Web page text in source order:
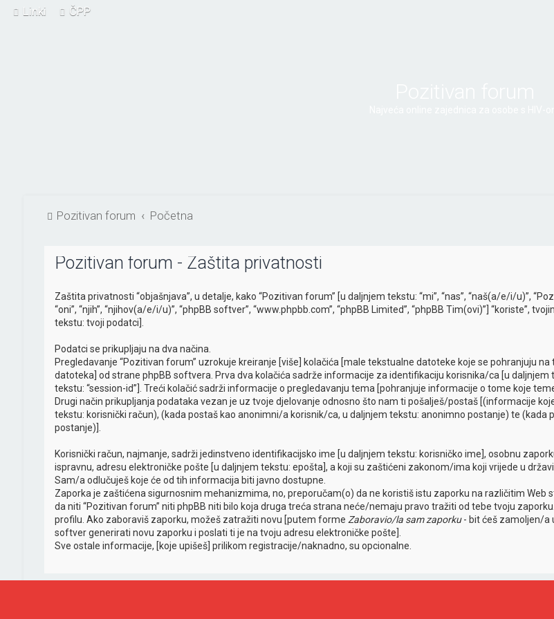
Linki ČPP
Pozitivan forum Početna
Pozitivan forum - Zaštita privatnosti
Zaštita privatnosti “objašnjava”, u detalje, kako “Pozitivan forum” [u daljnjem tekstu: “mi”, “nas”, “naš(a/e/i/u)”,
“oni”, “njih”, “njihov(a/e/i/u)”, “phpBB softver”, “www.phpbb.com”, “phpBB Limited”, “phpBB Tim(ovi)”]
tekstu: tvoji podatci].
Podatci se prikupljaju na dva načina.
Pregledavanje “Pozitivan forum” uzrokuje kreiranje [više] kolačića [male tekstualne datoteke koje se pohranjuju
datoteka] od strane phpBB softvera. Prva dva kolačića sadrže informacije za identifikaciju korisnika/ca [u
tekstu: “session-id”]. Treći kolačić sadrži informacije o pregledavanju tema [pohranjuje informacije o tome koje
Drugi način prikupljanja podataka vezan je uz tvoje djelovanje odnosno što nam ti pošalješ/postaš [(informacije
tekstu: korisnički račun), (kada postaš kao anonimni/a korisnik/ca, u daljnjem tekstu: anonimno postanje) te
postanje)].
Korisnički račun, najmanje, sadrži jedinstveno identifikacijsko ime [u daljnjem tekstu: korisničko ime], osobnu
ispravnu, adresu elektroničke pošte [u daljnjem tekstu: epošta], a koji su zaštićeni zakonom/ima koji vrijede u
Sam/a odlučuješ koje će od tih informacija biti javno dostupne.
Zaporka je zaštićena sigurnosnim mehanizmima, no, preporučam(o) da ne koristiš istu zaporku na različitim
da niti “Pozitivan forum” niti phpBB niti bilo koja druga treća strana neće/nemaju pravo tražiti od tebe tvoju
profilu. Ako zaboraviš zaporku, možeš zatražiti novu [putem forme Zaboravio/la sam zaporku- bit ćeš zamoljen/a
softver generirati novu zaporku i poslati ti je na tvoju adresu elektroničke pošte].
Sve ostale informacije, [koje upišeš] prilikom registracije/naknadno, su opcionalne.